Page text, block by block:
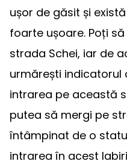
ușor de găsit și
foarte ușoare. Poți
strada Schei, iar de
urmărești
intrarea pe această
putea să mergi pe
întâmpinat de o
intrarea în acest